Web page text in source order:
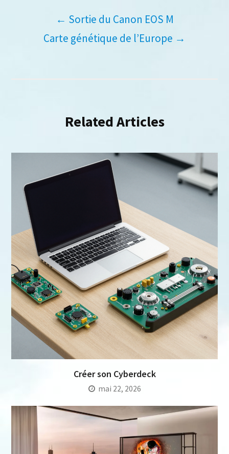
Navigation
← Sortie du Canon EOS M
Carte génétique de l’Europe →
Related Articles
Créer son Cyberdeck
mai 22, 2026